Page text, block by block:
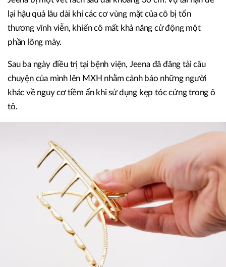
lại hậu quả lâu dài khi các cơ vùng mặt của cô bị tổn
thương vĩnh viễn, khiến cô mất khả năng cử động một
phần lông mày.
Sau ba ngày điều trị tại bệnh viện, Jeena đã đăng tải câu
chuyện của mình lên MXH nhằm cảnh báo những người
khác về nguy cơ tiềm ẩn khi sử dụng kẹp tóc cứng trong ô
tô.